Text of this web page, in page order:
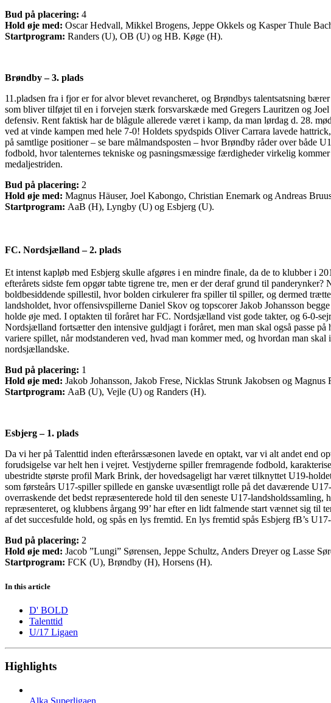
Bud på placering: 4
Hold øje med: Oscar Hedvall, Mikkel Brogens, Jeppe Okkels og Kasper Thule
Startprogram: Randers (U), OB (U) og HB. Køge (H).
Brøndby – 3. plads
11.pladsen fra i fjor er for alvor blevet revancheret, og Brøndbys talentsatsning
som bliver tilføjet til en i forvejen stærk forsvarskæde med Gregers Lauritzen og
defensiv. Rent faktisk har de blågule allerede været i kamp, da man lørdag d. 28.
ved at vinde kampen med hele 7-0! Holdets spydspids Oliver Carrara lavede
på samtlige positioner – se bare målmandsposten – hvor Brøndby råder over både
fodbold, hvor talenternes tekniske og pasningsmæssige færdigheder virkelig
medaljestriden.
Bud på placering: 2
Hold øje med: Magnus Häuser, Joel Kabongo, Christian Enemark og Andreas
Startprogram: AaB (H), Lyngby (U) og Esbjerg (U).
FC. Nordsjælland – 2. plads
Et intenst kapløb med Esbjerg skulle afgøres i en mindre finale, da de to klubber i
efterårets sidste fem opgør tabte tigrene tre, men er der deraf grund til
boldbesiddende spillestil, hvor bolden cirkulerer fra spiller til spiller, og dermed
landsholdet, hvor offensivspillerne Daniel Skov og topscorer Jakob Johansson
holde øje med. I optakten til foråret har FC. Nordsjælland vist gode takter, og 6-0-
Nordsjælland fortsætter den intensive guldjagt i foråret, men man skal også passe
variere spillet, når modstanderen ved, hvad man kommer med, og hvordan man
nordsjællandske.
Bud på placering: 1
Hold øje med: Jakob Johansson, Jakob Frese, Nicklas Strunk Jakobsen og Magnus
Startprogram: AaB (U), Vejle (U) og Randers (H).
Esbjerg – 1. plads
Da vi her på Talenttid inden efterårssæsonen lavede en optakt, var vi alt andet end
forudsigelse var helt hen i vejret. Vestjyderne spiller fremragende fodbold,
ubestridte største profil Mark Brink, der hovedsageligt har været tilknyttet U19-
som førsteårs U17-spiller spillede en ganske uvæsentligt rolle på det daværende
overraskende det bedst repræsenterede hold til den seneste U17-
repræsenteret, og klubbens årgang 99’ har efter en lidt falmende start vænnet sig til
af det succesfulde hold, og spås en lys fremtid. En lys fremtid spås Esbjerg fB’s
Bud på placering: 2
Hold øje med: Jacob ”Lungi” Sørensen, Jeppe Schultz, Anders Dreyer og Lasse
Startprogram: FCK (U), Brøndby (H), Horsens (H).
In this article
D' BOLD
Talenttid
U/17 Ligaen
Highlights